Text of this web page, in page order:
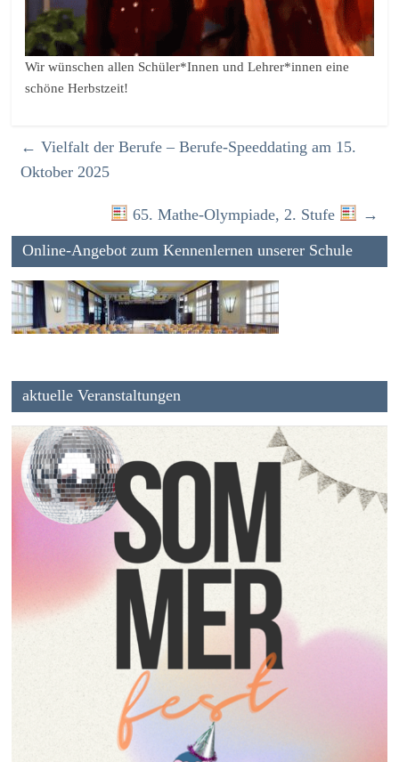
Wir wünschen allen Schüler*Innen und Lehrer*innen eine
schöne Herbstzeit!
← Vielfalt der Berufe – Berufe-Speeddating am 15.
Oktober 2025
65. Mathe-Olympiade, 2. Stufe
→
Online-Angebot zum Kennenlernen unserer Schule
aktuelle Veranstaltungen